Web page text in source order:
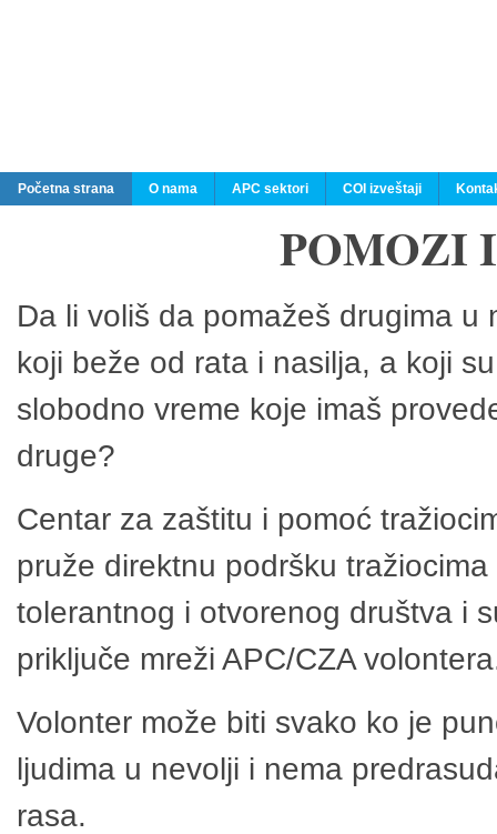
Početna strana O nama APC sektori COI izveštaji
POMOZI
Da li voliš da pomažeš drugima
koji beže od rata i nasilja, a koji
slobodno vreme koje imaš
druge?
Centar za zaštitu i pomoć
pruže direktnu podršku
tolerantnog i otvorenog društva i
priključe mreži APC/CZA
Volonter može biti svako ko je
ljudima u nevolji i nema
rasa.